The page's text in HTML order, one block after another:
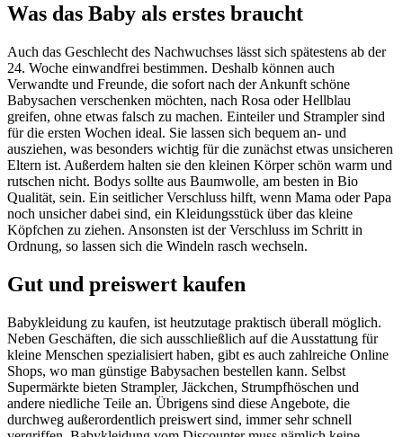
Was das Baby als erstes braucht
Auch das Geschlecht des Nachwuchses lässt sich spätestens ab der
24. Woche einwandfrei bestimmen. Deshalb können auch
Verwandte und Freunde, die sofort nach der Ankunft schöne
Babysachen verschenken möchten, nach Rosa oder Hellblau
greifen, ohne etwas falsch zu machen. Einteiler und Strampler sind
für die ersten Wochen ideal. Sie lassen sich bequem an- und
ausziehen, was besonders wichtig für die zunächst etwas unsicheren
Eltern ist. Außerdem halten sie den kleinen Körper schön warm und
rutschen nicht. Bodys sollte aus Baumwolle, am besten in Bio
Qualität, sein. Ein seitlicher Verschluss hilft, wenn Mama oder Papa
noch unsicher dabei sind, ein Kleidungsstück über das kleine
Köpfchen zu ziehen. Ansonsten ist der Verschluss im Schritt in
Ordnung, so lassen sich die Windeln rasch wechseln.
Gut und preiswert kaufen
Babykleidung zu kaufen, ist heutzutage praktisch überall möglich.
Neben Geschäften, die sich ausschließlich auf die Ausstattung für
kleine Menschen spezialisiert haben, gibt es auch zahlreiche Online
Shops, wo man günstige Babysachen bestellen kann. Selbst
Supermärkte bieten Strampler, Jäckchen, Strumpfhöschen und
andere niedliche Teile an. Übrigens sind diese Angebote, die
durchweg außerordentlich preiswert sind, immer sehr schnell